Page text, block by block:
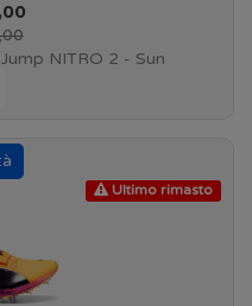
NITRO 2 - Sun
- 378965 01
Ultimo rimasto